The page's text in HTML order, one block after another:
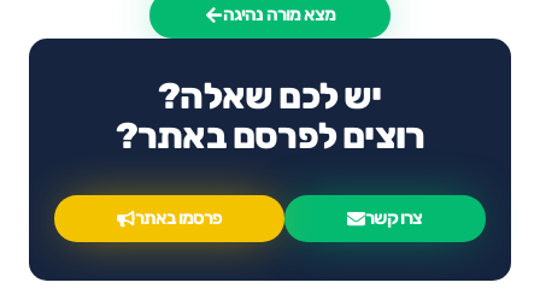
מצא מורה נהיגה
יש לכם שאלה?
רוצים לפרסם באתר?
צרו קשר פרסמו באתר